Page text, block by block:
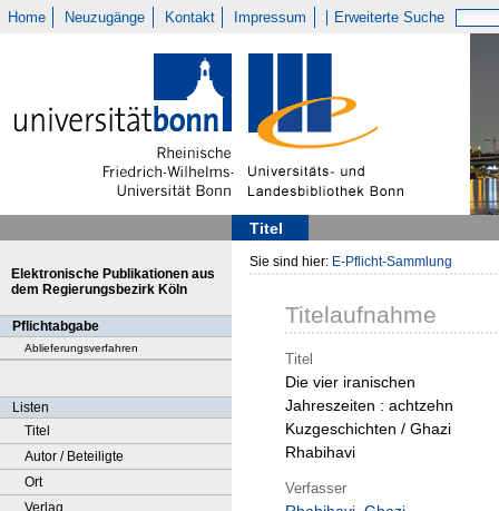
Home Neuzugänge Kontakt Impressum Erweiterte Suche
Titel
Elektronische Publikationen aus
dem Regierungsbezirk Köln
Pflichtabgabe
Ablieferungsverfahren
Listen
Titel
Autor / Beteiligte
Ort
Verlag
Sie sind hier: E-Pflicht-Sammlung
Titelaufnahme
Titel
Die vier iranischen
Jahreszeiten : achtzehn
Kuzgeschichten / Ghazi
Rhabihavi
Verfasser